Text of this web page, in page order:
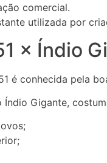
comercial.
utilizada por
× Índio
é conhecida pela
Índio Gigante,